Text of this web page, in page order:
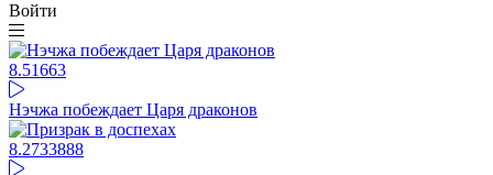
Войти
8.51663
Нэчжа побеждает Царя драконов
8.2733888